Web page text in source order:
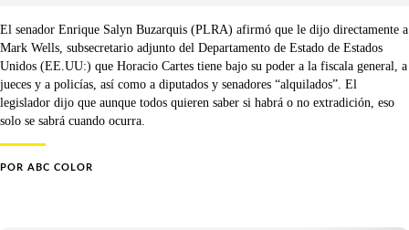
El senador Enrique Salyn Buzarquis (PLRA) afirmó que le dijo directamente a
Mark Wells, subsecretario adjunto del Departamento de Estado de Estados
Unidos (EE.UU:) que Horacio Cartes tiene bajo su poder a la fiscala general, a
jueces y a policías, así como a diputados y senadores “alquilados”. El
legislador dijo que aunque todos quieren saber si habrá o no extradición, eso
solo se sabrá cuando ocurra.
POR ABC COLOR